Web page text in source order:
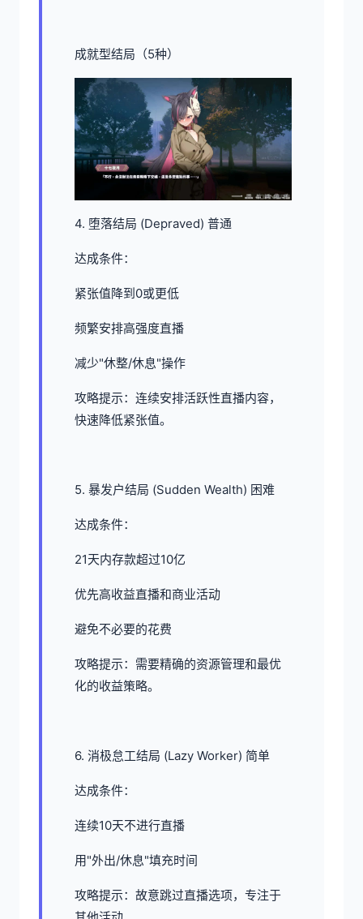
成就型结局（5种）
4. 堕落结局 (Depraved) 普通
达成条件：
紧张值降到0或更低
频繁安排高强度直播
减少"休整/休息"操作
攻略提示：连续安排活跃性直播内容，
快速降低紧张值。
5. 暴发户结局 (Sudden Wealth) 困难
达成条件：
21天内存款超过10亿
优先高收益直播和商业活动
避免不必要的花费
攻略提示：需要精确的资源管理和最优
化的收益策略。
6. 消极怠工结局 (Lazy Worker) 简单
达成条件：
连续10天不进行直播
用"外出/休息"填充时间
攻略提示：故意跳过直播选项，专注于